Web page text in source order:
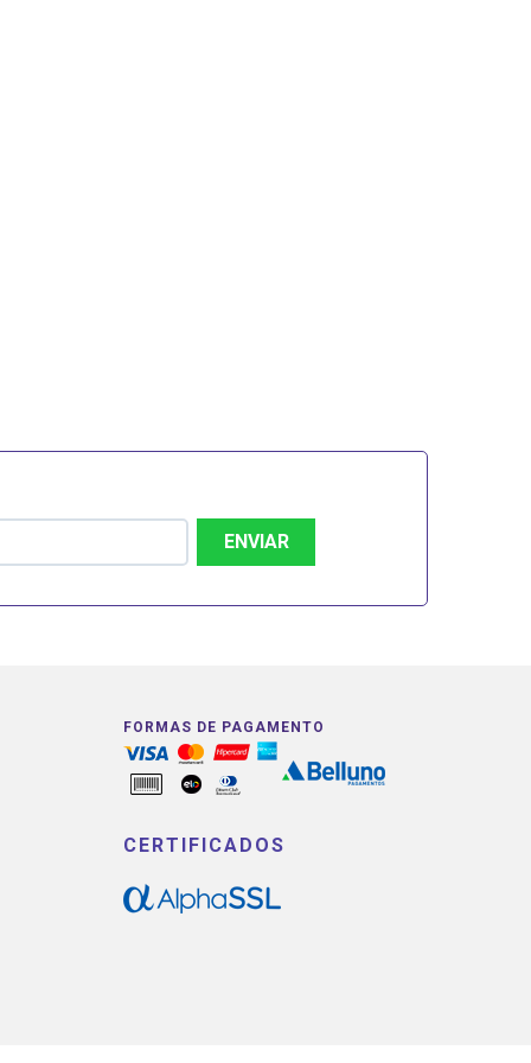
ENVIAR
FORMAS DE PAGAMENTO
CERTIFICADOS